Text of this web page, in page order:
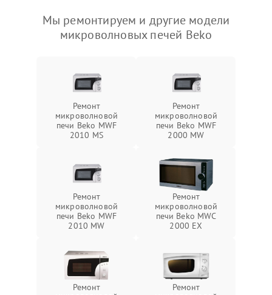
Мы ремонтируем и другие модели
микроволновых печей Beko
Ремонт
микроволновой
печи Beko MWF
2010 MS
Ремонт
микроволновой
печи Beko MWF
2000 MW
Ремонт
микроволновой
печи Beko MWF
2010 MW
Ремонт
микроволновой
печи Beko MWC
2000 EX
Ремонт
Ремонт